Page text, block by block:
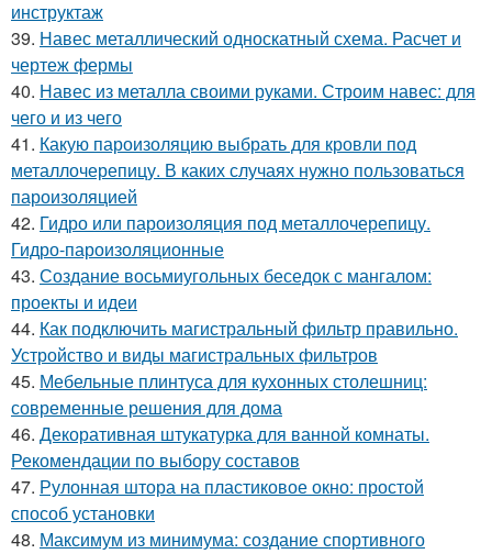
инструктаж
39. Навес металлический односкатный схема. Расчет и
чертеж фермы
40. Навес из металла своими руками. Строим навес: для
чего и из чего
41. Какую пароизоляцию выбрать для кровли под
металлочерепицу. В каких случаях нужно пользоваться
пароизоляцией
42. Гидро или пароизоляция под металлочерепицу.
Гидро-пароизоляционные
43. Создание восьмиугольных беседок с мангалом:
проекты и идеи
44. Как подключить магистральный фильтр правильно.
Устройство и виды магистральных фильтров
45. Мебельные плинтуса для кухонных столешниц:
современные решения для дома
46. Декоративная штукатурка для ванной комнаты.
Рекомендации по выбору составов
47. Рулонная штора на пластиковое окно: простой
способ установки
48. Максимум из минимума: создание спортивного